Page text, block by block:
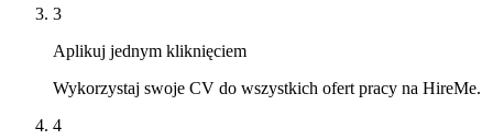
3
Aplikuj jednym kliknięciem
Wykorzystaj swoje CV do wszystkich ofert pracy na HireMe.
4